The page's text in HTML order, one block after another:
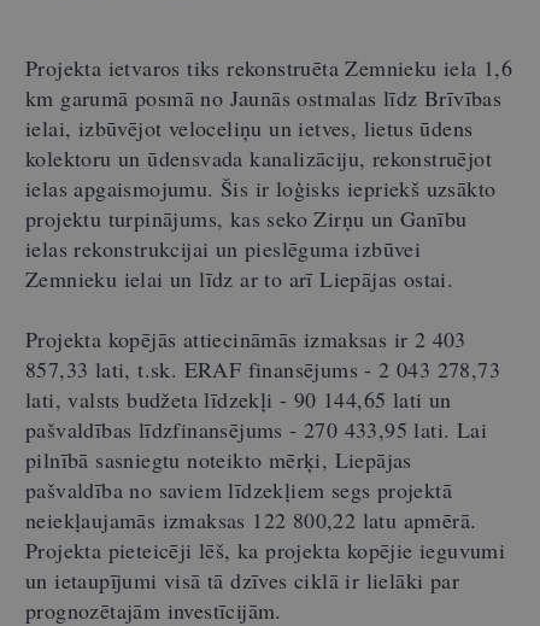
Projekta ietvaros tiks rekonstruēta Zemnieku iela 1,6
km garumā posmā no Jaunās ostmalas līdz Brīvības
ielai, izbūvējot veloceliņu un ietves, lietus ūdens
kolektoru un ūdensvada kanalizāciju, rekonstruējot
ielas apgaismojumu. Šis ir loģisks iepriekš uzsākto
projektu turpinājums, kas seko Zirņu un Ganību
ielas rekonstrukcijai un pieslēguma izbūvei
Zemnieku ielai un līdz ar to arī Liepājas ostai.
Projekta kopējās attiecināmās izmaksas ir 2 403
857,33 lati, t.sk. ERAF finansējums - 2 043 278,73
lati, valsts budžeta līdzekļi - 90 144,65 lati un
pašvaldības līdzfinansējums - 270 433,95 lati. Lai
pilnībā sasniegtu noteikto mērķi, Liepājas
pašvaldība no saviem līdzekļiem segs projektā
neiekļaujamās izmaksas 122 800,22 latu apmērā.
Projekta pieteicēji lēš, ka projekta kopējie ieguvumi
un ietaupījumi visā tā dzīves ciklā ir lielāki par
prognozētajām investīcijām.